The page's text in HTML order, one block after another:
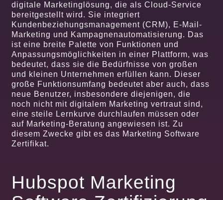
digitale Marketinglösung, die als Cloud-Service
bereitgestellt wird. Sie integriert
Kundenbeziehungsmanagement (CRM), E-Mail-
Marketing und Kampagnenautomatisierung. Das
ist eine breite Palette von Funktionen und
Anpassungsmöglichkeiten in einer Plattform, was
bedeutet, dass sie die Bedürfnisse von großen
und kleinen Unternehmen erfüllen kann. Dieser
große Funktionsumfang bedeutet aber auch, dass
neue Benutzer, insbesondere diejenigen, die
noch nicht mit digitalem Marketing vertraut sind,
eine steile Lernkurve durchlaufen müssen oder
auf Marketing-Beratung angewiesen ist. Zu
diesem Zwecke gibt es das Marketing Software
Zertifikat.
Hubspot Marketing